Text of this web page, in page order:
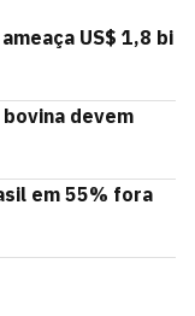
US$ 1,8 bi
devem
em 55% fora